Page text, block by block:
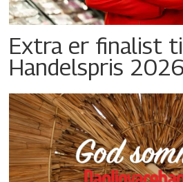
Extra er finalist
Handelspris 2026